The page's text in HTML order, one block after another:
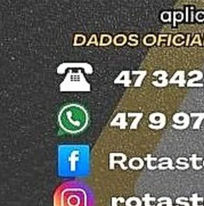
DE USO  ARRANHADO
credenciada no detran do
credibilidade e confiança, todos
peças são todas usadas,
o cliente prefira retirar na
a equipe Rotasul e tiramos